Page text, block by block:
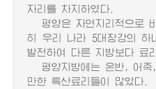
자리를 차지하였다.
평양은 자연지리적으로
히 우리 나라 5대장강의 하
발전하여 다른 지방보다 료
평양지방에는 온반, 어죽,
만한 특산료리들이 많았다.